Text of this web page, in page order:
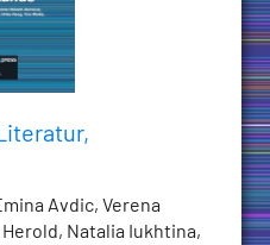
Avdic, Verena
Natalia Iukhtina,